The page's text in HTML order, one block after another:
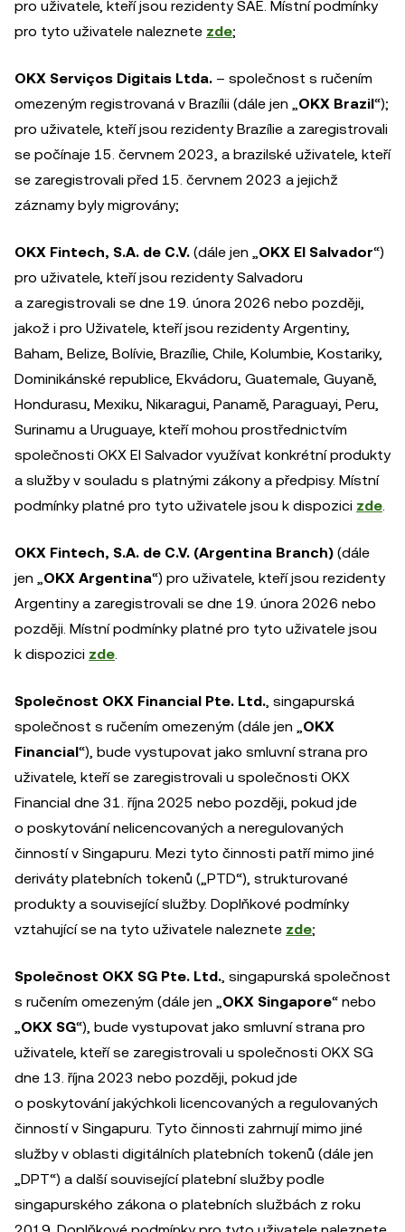
pro uživatele, kteří jsou rezidenty SAE. Místní podmínky
pro tyto uživatele naleznete zde;
OKX Serviços Digitais Ltda. – společnost s ručením
omezeným registrovaná v Brazílii (dále jen „OKX Brazil“);
pro uživatele, kteří jsou rezidenty Brazílie a zaregistrovali
se počínaje 15. červnem 2023, a brazilské uživatele, kteří
se zaregistrovali před 15. červnem 2023 a jejichž
záznamy byly migrovány;
OKX Fintech, S.A. de C.V. (dále jen „OKX El Salvador“)
pro uživatele, kteří jsou rezidenty Salvadoru
a zaregistrovali se dne 19. února 2026 nebo později,
jakož i pro Uživatele, kteří jsou rezidenty Argentiny,
Baham, Belize, Bolívie, Brazílie, Chile, Kolumbie, Kostariky,
Dominikánské republice, Ekvádoru, Guatemale, Guyaně,
Hondurasu, Mexiku, Nikaragui, Panamě, Paraguayi, Peru,
Surinamu a Uruguaye, kteří mohou prostřednictvím
společnosti OKX El Salvador využívat konkrétní produkty
a služby v souladu s platnými zákony a předpisy. Místní
podmínky platné pro tyto uživatele jsou k dispozici zde.
OKX Fintech, S.A. de C.V. (Argentina Branch) (dále
jen „OKX Argentina“) pro uživatele, kteří jsou rezidenty
Argentiny a zaregistrovali se dne 19. února 2026 nebo
později. Místní podmínky platné pro tyto uživatele jsou
k dispozici zde.
Společnost OKX Financial Pte. Ltd., singapurská
společnost s ručením omezeným (dále jen „OKX
Financial“), bude vystupovat jako smluvní strana pro
uživatele, kteří se zaregistrovali u společnosti OKX
Financial dne 31. října 2025 nebo později, pokud jde
o poskytování nelicencovaných a neregulovaných
činností v Singapuru. Mezi tyto činnosti patří mimo jiné
deriváty platebních tokenů („PTD“), strukturované
produkty a související služby. Doplňkové podmínky
vztahující se na tyto uživatele naleznete zde;
Společnost OKX SG Pte. Ltd., singapurská společnost
s ručením omezeným (dále jen „OKX Singapore“ nebo
„OKX SG“), bude vystupovat jako smluvní strana pro
uživatele, kteří se zaregistrovali u společnosti OKX SG
dne 13. října 2023 nebo později, pokud jde
o poskytování jakýchkoli licencovaných a regulovaných
činností v Singapuru. Tyto činnosti zahrnují mimo jiné
služby v oblasti digitálních platebních tokenů (dále jen
„DPT“) a další související platební služby podle
singapurského zákona o platebních službách z roku